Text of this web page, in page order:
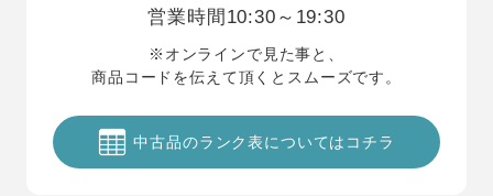
営業時間 10:30～19:30
※オンラインで見た事と、
商品コードを伝えて頂くとスムーズです。
中古品のランク表についてはコチラ